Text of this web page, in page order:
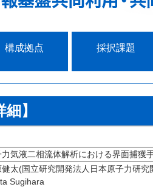
構成拠点 採択課題
】
力気液二相流体解析における界面捕獲
健太(国立研究開発法人日本原子力研究
Sugihara